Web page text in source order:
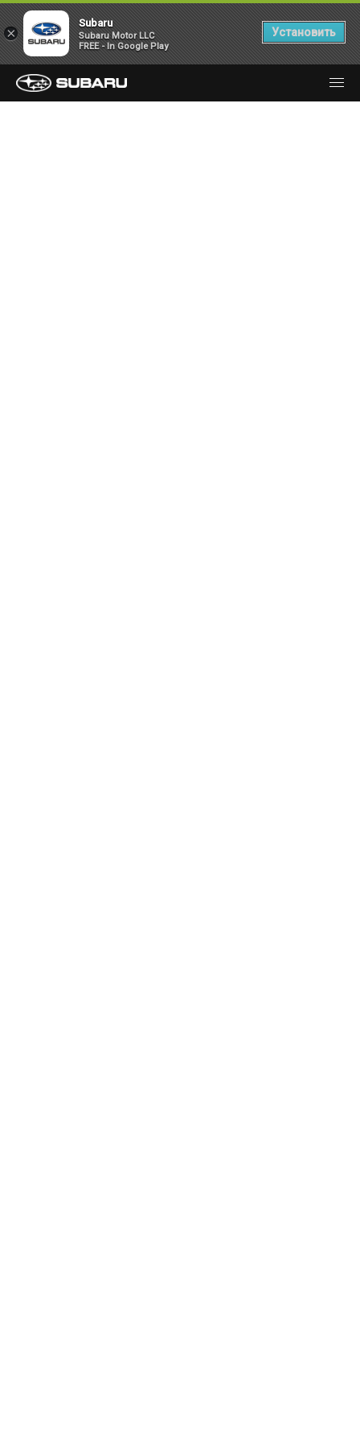
×
Subaru
Subaru Motor LLC
FREE - In Google Play
Установить